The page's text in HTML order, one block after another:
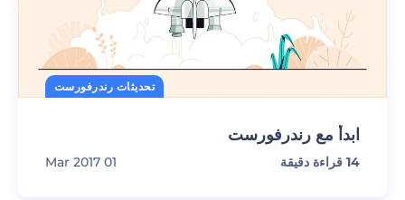
تحديثات رندرفورست
ابدأ مع رندرفورست
14 قراءة دقيقة 01 Mar 2017